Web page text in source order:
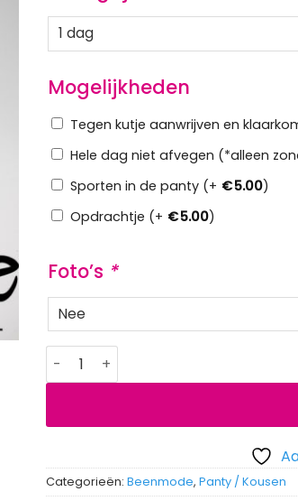
Mogelijkheden
Tegen kutje aanwrijven en
Hele dag niet afvegen (*alleen
Sporten in de panty (+ €5.00)
Opdrachtje (+ €5.00)
Foto’s *
Lekkere dikke gedragen panty aantal
Categorieën: Beenmode, Panty / Kousen